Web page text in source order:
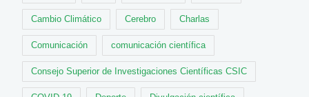
Cambio Climático Cerebro Charlas
Comunicación comunicación científica
Consejo Superior de Investigaciones Científicas CSIC